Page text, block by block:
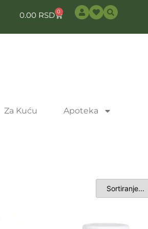
0.00 RSD 0
Za Kuću Apoteka